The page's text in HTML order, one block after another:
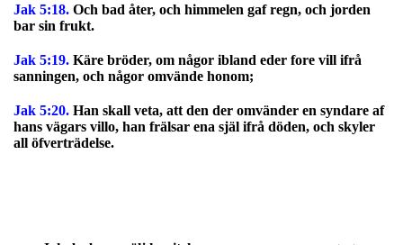
Jak 5:18. Och bad åter, och himmelen gaf regn, och jorden
bar sin frukt.
Jak 5:19. Käre bröder, om någor ibland eder fore vill ifrå
sanningen, och någor omvände honom;
Jak 5:20. Han skall veta, att den der omvänder en syndare af
hans vägars villo, han frälsar ena själ ifrå döden, och skyler
all öfverträdelse.